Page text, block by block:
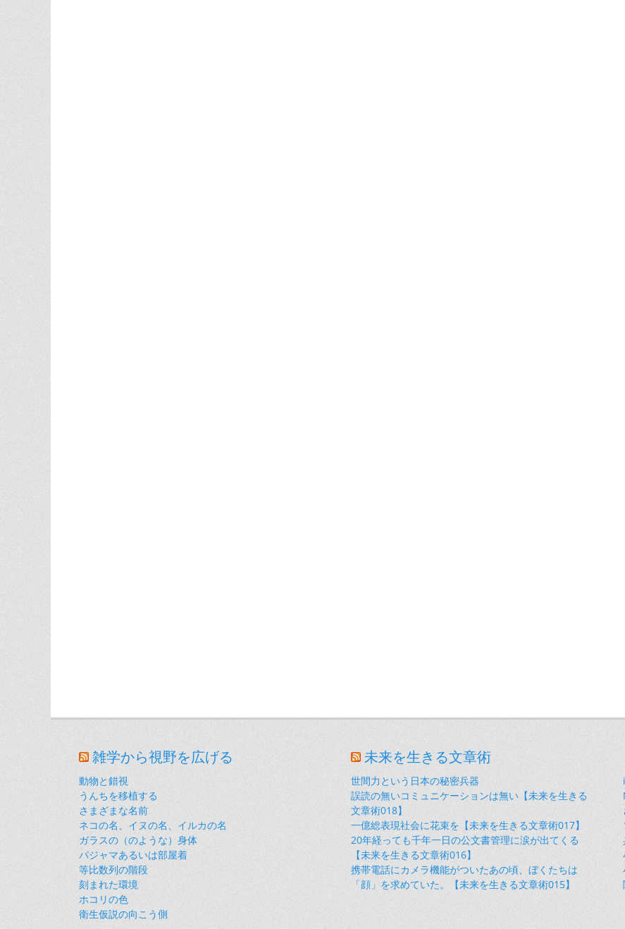
雑学から視野を広げる
動物と錯視
うんちを移植する
さまざまな名前
ネコの名、イヌの名、イルカの名
ガラスの（のような）身体
パジャマあるいは部屋着
等比数列の階段
刻まれた環境
ホコリの色
衛生仮説の向こう側
未来を生きる文章術
世間力という日本の秘密兵器
誤読の無いコミュニケーションは無い【未来を生きる
文章術018】
一億総表現社会に花束を【未来を生きる文章術017】
20年経っても千年一日の公文書管理に涙が出てくる
【未来を生きる文章術016】
携帯電話にカメラ機能がついたあの頃、ぼくたちは
「顔」を求めていた。【未来を生きる文章術015】